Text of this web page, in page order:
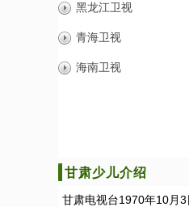
黑龙江卫视
青海卫视
海南卫视
甘肃少儿介绍
甘肃电视台1970年10月